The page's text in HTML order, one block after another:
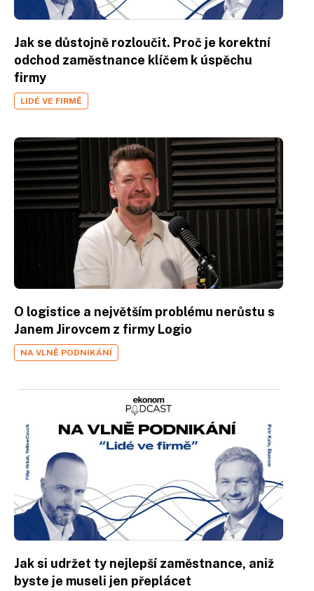
Jak se důstojně rozloučit. Proč je korektní
odchod zaměstnance klíčem k úspěchu
firmy
LIDÉ VE FIRMĚ
O logistice a největším problému nerůstu s
Janem Jirovcem z firmy Logio
NA VLNĚ PODNIKÁNÍ
Jak si udržet ty nejlepší zaměstnance, aniž
byste je museli jen přeplácet